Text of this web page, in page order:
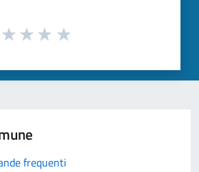
frequenti